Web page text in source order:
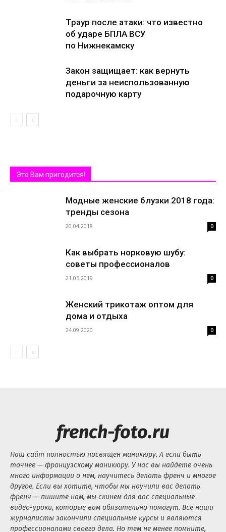
Траур после атаки: что известно
об ударе БПЛА ВСУ
по Нижнекамску
Закон защищает: как вернуть
деньги за неиспользованную
подарочную карту
Это Вам пригодится!
Модные женские блузки 2018 года:
тренды сезона
20.04.2018 0
Как выбрать норковую шубу:
советы профессионалов
21.05.2019 0
Женский трикотаж оптом для
дома и отдыха
24.09.2020 0
french-foto.ru
Наш сайт полностью посвящен маникюру. А если быть
точнее — французскому маникюру. У нас вы найдете очень
много информации о нем, научитесь делать френч и многое
другое. Если вы хотите, чтобы мы научили вас делать
френч — пишите нам, мы скинем для вас специальные
видео-уроки, которые вам обязательно помогут. Все наши
журналисты закончили специальные курсы и являются
профессионалами своего дела. Но тем не менее помните,